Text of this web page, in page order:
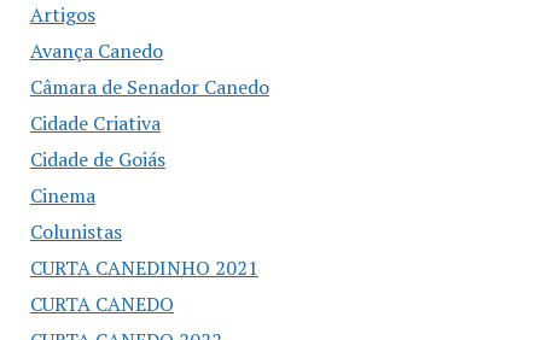
Artigos
Avança Canedo
Câmara de Senador Canedo
Cidade Criativa
Cidade de Goiás
Cinema
Colunistas
CURTA CANEDINHO 2021
CURTA CANEDO